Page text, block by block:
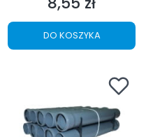
DO KOSZYKA